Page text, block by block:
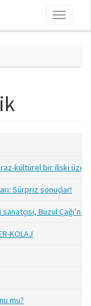
Toggle
kültürel bir ilişki
Sürpriz sonuçlar!
Buzul
KOLAJ
mu?